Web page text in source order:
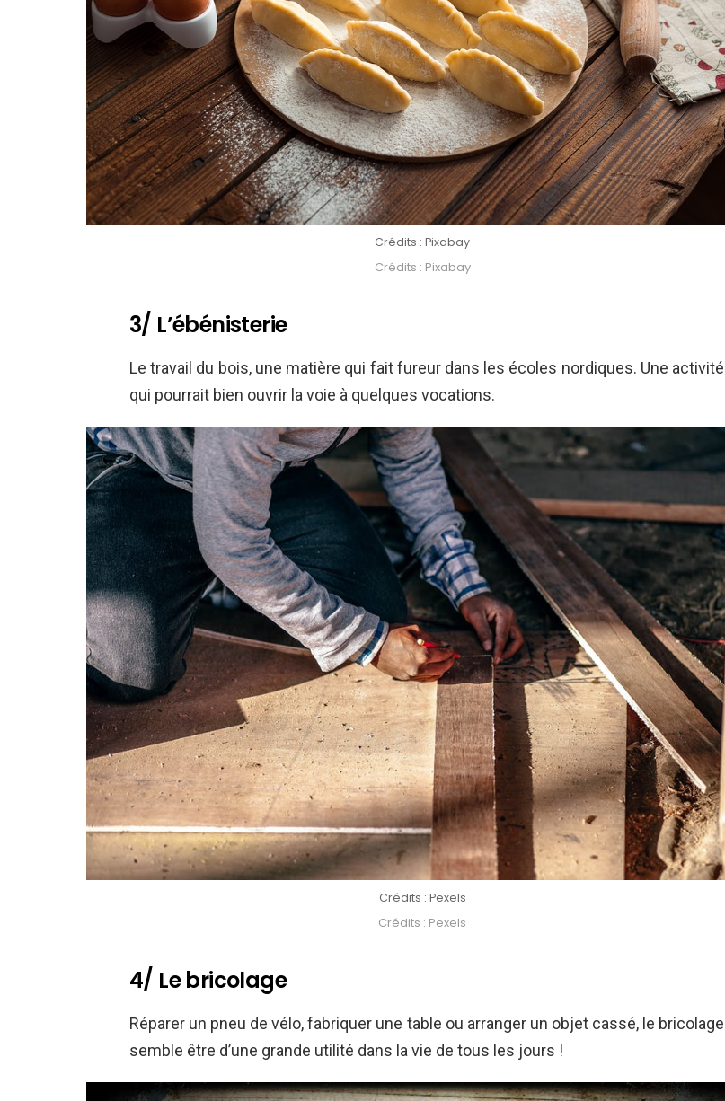
Crédits : Pixabay
Crédits : Pixabay
3/ L’ébénisterie
Le travail du bois, une matière qui fait fureur dans les écoles nordiques. Une activité
qui pourrait bien ouvrir la voie à quelques vocations.
Crédits : Pexels
Crédits : Pexels
4/ Le bricolage
Réparer un pneu de vélo, fabriquer une table ou arranger un objet cassé, le bricolage
semble être d’une grande utilité dans la vie de tous les jours !